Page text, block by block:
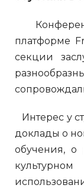
платформе
секции
Интерес у
доклады о
обучения, о